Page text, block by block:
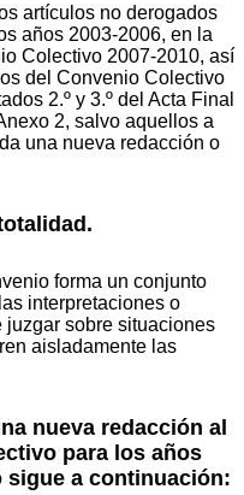
artículos no derogados
años 2003-2006, en la
Colectivo 2007-2010, así
del Convenio Colectivo
2.º y 3.º del Acta Final
2, salvo aquellos a
una nueva redacción o
forma un conjunto
interpretaciones o
sobre situaciones
aisladamente las
nueva redacción al
para los años
sigue a continuación: